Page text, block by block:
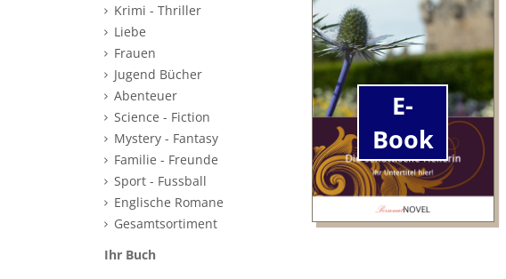
Krimi - Thriller
Liebe
Frauen
Jugend Bücher
Abenteuer
Science - Fiction
Mystery - Fantasy
Familie - Freunde
Sport - Fussball
Englische Romane
Gesamtsortiment
Ihr Buch
E-
Book